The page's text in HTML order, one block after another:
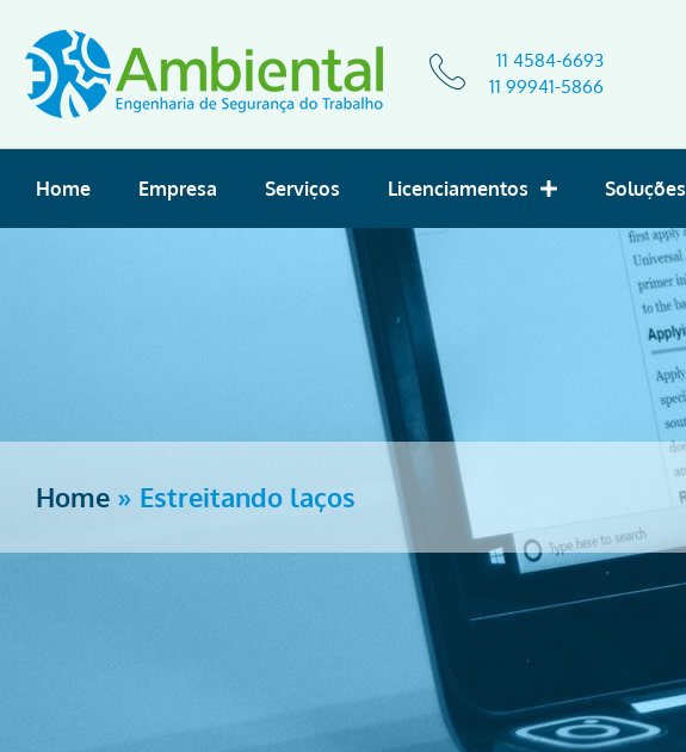
11 4584-6693
11 99941-5866
Home Empresa Serviços Licenciamentos Soluções
Home » Estreitando laços